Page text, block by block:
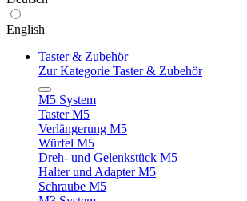
English
Taster & Zubehör
Zur Kategorie Taster & Zubehör
M5 System
Taster M5
Verlängerung M5
Würfel M5
Dreh- und Gelenkstück M5
Halter und Adapter M5
Schraube M5